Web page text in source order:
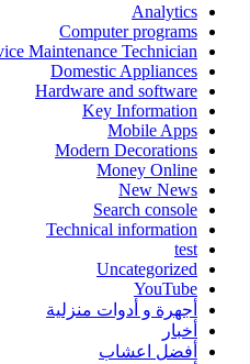
Analytics
Computer programs
Maintenance Technician
Domestic Appliances
Hardware and software
Key Information
Mobile Apps
Modern Decorations
Money Online
New News
Search console
Technical information
test
Uncategorized
YouTube
أجهرة و أدوات منزلية
أخبار
أفضل اعشاب